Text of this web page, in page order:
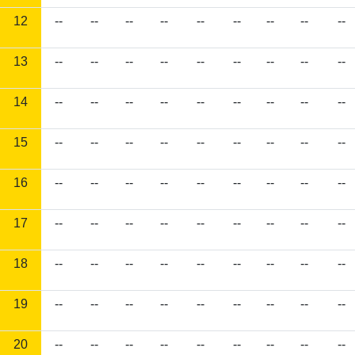
12 -- -- -- -- -- -- -- -- --
13 -- -- -- -- -- -- -- -- --
14 -- -- -- -- -- -- -- -- --
15 -- -- -- -- -- -- -- -- --
16 -- -- -- -- -- -- -- -- --
17 -- -- -- -- -- -- -- -- --
18 -- -- -- -- -- -- -- -- --
19 -- -- -- -- -- -- -- -- --
20 -- -- -- -- -- -- -- -- --